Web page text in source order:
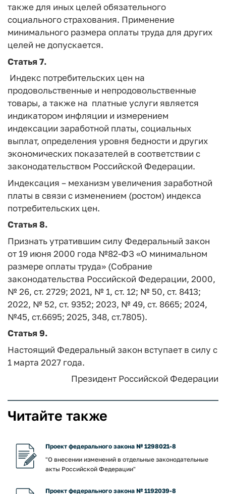
также для иных целей обязательного
социального страхования. Применение
минимального размера оплаты труда для других
целей не допускается.
Статья 7.
Индекс потребительских цен на
продовольственные и непродовольственные
товары, а также на платные услуги является
индикатором инфляции и измерением
индексации заработной платы, социальных
выплат, определения уровня бедности и других
экономических показателей в соответствии с
законодательством Российской Федерации.
Индексация – механизм увеличения заработной
платы в связи с изменением (ростом) индекса
потребительских цен.
Статья 8.
Признать утратившим силу Федеральный закон
от 19 июня 2000 года №82-ФЗ «О минимальном
размере оплаты труда» (Собрание
законодательства Российской Федерации, 2000,
№ 26, ст. 2729; 2021, № 1, ст. 12; № 50, ст. 8413;
2022, № 52, ст. 9352; 2023, № 49, ст. 8665; 2024,
№45, ст.6695; 2025, 348, ст.7805).
Статья 9.
Настоящий Федеральный закон вступает в силу с
1 марта 2027 года.
Президент Российской Федерации
Читайте также
Проект федерального закона № 1298021-8
"О внесении изменений в отдельные законодательные
акты Российской Федерации"
Проект федерального закона № 1192039-8